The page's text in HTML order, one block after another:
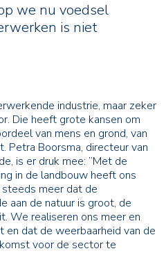
we nu voedsel
is niet
industrie, maar zeker
Die heeft grote kansen om
van mens en grond, van
Petra Boorsma, directeur van
is er druk mee: ”Met de
in de landbouw heeft ons
meer dat de
aan de natuur is groot, de
We realiseren ons meer en
en dat de weerbaarheid van de
voor de sector te